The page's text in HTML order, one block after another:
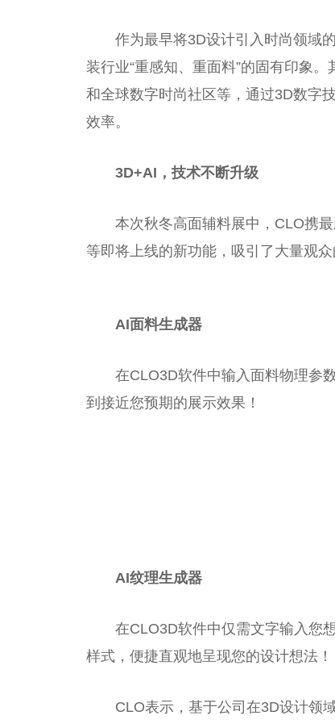
作为最早将3D设计引入时尚领域
装行业“重感知、重面料”的固有印象
和全球数字时尚社区等，通过3D数字
效率。
3D+AI，技术不断升级
本次秋冬高面辅料展中，CLO携
等即将上线的新功能，吸引了大量观众
AI面料生成器
在CLO3D软件中输入面料物理参
到接近您预期的展示效果！
AI纹理生成器
在CLO3D软件中仅需文字输入您
样式，便捷直观地呈现您的设计想法！
CLO表示，基于公司在3D设计领